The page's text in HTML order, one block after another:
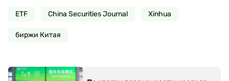
ETF China Securities Journal Xinhua
биржи Китая